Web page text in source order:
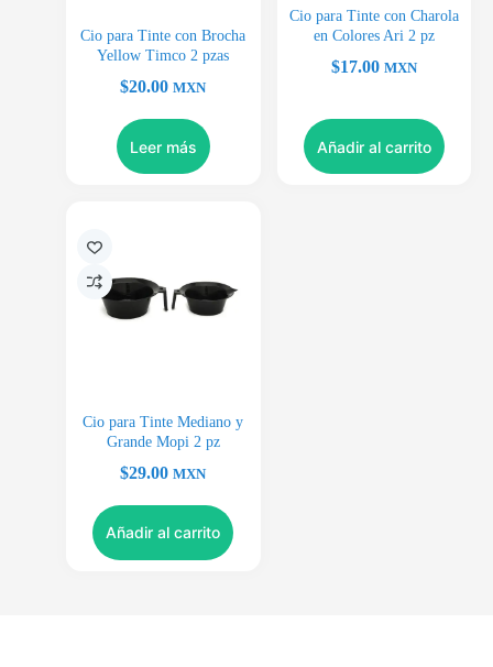
Cio para Tinte con Brocha
Yellow Timco 2 pzas
$20.00 MXN
Leer más
Cio para Tinte con Charola
en Colores Ari 2 pz
$17.00 MXN
Añadir al carrito
Cio para Tinte Mediano y
Grande Mopi 2 pz
$29.00 MXN
Añadir al carrito